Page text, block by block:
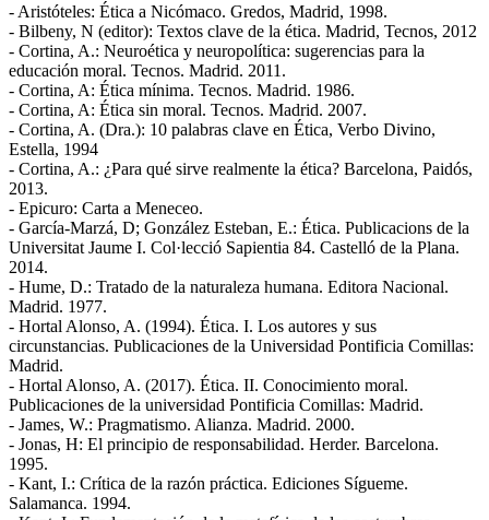
- Aristóteles: Ética a Nicómaco. Gredos, Madrid, 1998.
- Bilbeny, N (editor): Textos clave de la ética. Madrid, Tecnos, 2012
- Cortina, A.: Neuroética y neuropolítica: sugerencias para la
educación moral. Tecnos. Madrid. 2011.
- Cortina, A: Ética mínima. Tecnos. Madrid. 1986.
- Cortina, A: Ética sin moral. Tecnos. Madrid. 2007.
- Cortina, A. (Dra.): 10 palabras clave en Ética, Verbo Divino,
Estella, 1994
- Cortina, A.: ¿Para qué sirve realmente la ética? Barcelona, Paidós,
2013.
- Epicuro: Carta a Meneceo.
- García-Marzá, D; González Esteban, E.: Ética. Publicacions de la
Universitat Jaume I. Col·lecció Sapientia 84. Castelló de la Plana.
2014.
- Hume, D.: Tratado de la naturaleza humana. Editora Nacional.
Madrid. 1977.
- Hortal Alonso, A. (1994). Ética. I. Los autores y sus
circunstancias. Publicaciones de la Universidad Pontificia Comillas:
Madrid.
- Hortal Alonso, A. (2017). Ética. II. Conocimiento moral.
Publicaciones de la universidad Pontificia Comillas: Madrid.
- James, W.: Pragmatismo. Alianza. Madrid. 2000.
- Jonas, H: El principio de responsabilidad. Herder. Barcelona.
1995.
- Kant, I.: Crítica de la razón práctica. Ediciones Sígueme.
Salamanca. 1994.